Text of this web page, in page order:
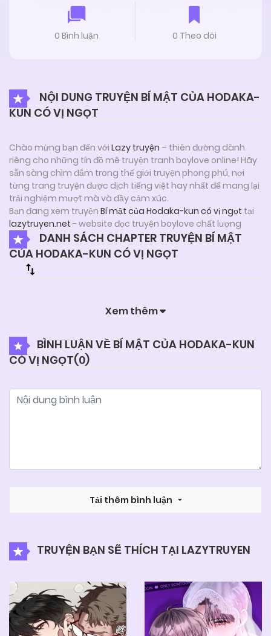
0 Bình luận 0 Theo dõi
NỘI DUNG TRUYỆN BÍ MẬT CỦA HODAKA-
KUN CÓ VỊ NGỌT
Chào mừng bạn đến với Lazy truyện – thiên đường dành
riêng cho những tín đồ mê truyện tranh boylove online! Hãy
sẵn sàng chìm đắm trong thế giới truyện phong phú, nơi
từng trang truyện được dịch tiếng việt hay nhất để mang lại
trải nghiệm mượt mà và đầy cảm xúc.
Bạn đang xem truyện Bí mật của Hodaka-kun có vị ngọt tại
lazytruyen.net - website đọc truyện boylove chất lượng
DANH SÁCH CHAPTER TRUYỆN BÍ MẬT
CỦA HODAKA-KUN CÓ VỊ NGỌT
Xem thêm
BÌNH LUẬN VỀ BÍ MẬT CỦA HODAKA-KUN
CÓ VỊ NGỌT(0)
Tải thêm bình luận
TRUYỆN BẠN SẼ THÍCH TẠI LAZYTRUYEN